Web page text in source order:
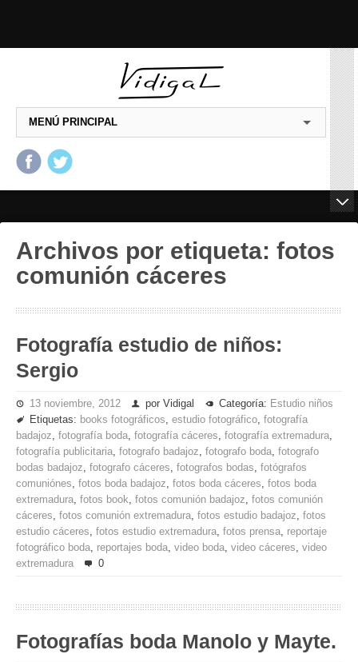
MENÚ PRINCIPAL
Archivos por etiqueta: fotos
comunión cáceres
Fotografía estudio de niños:
Sergio
13 noviembre, 2012 por Vidigal Categoría: Estudio niños
Etiquetas: books fotográficos, estudio fotográfico, fotografía
badajoz, fotografía boda, fotografía cáceres, fotografía extremadura,
fotografía publicitaria, fotografo badajoz, fotografo boda, fotografo
bodas badajoz, fotografo cáceres, fotografos bodas, fotógrafos
comuniónes, fotos boda badajoz, fotos boda cáceres, fotos boda
extremadura, fotos book, fotos comunión badajoz, fotos comunión
cáceres, fotos comunión extremadura, fotos estudio badajoz, fotos
estudio cáceres, fotos estudio extremadura, fotos prensa, reportaje
fotográfico boda, reportajes boda, video boda, video cáceres, video
extremadura
0
Fotografías boda Manolo y Mayte.